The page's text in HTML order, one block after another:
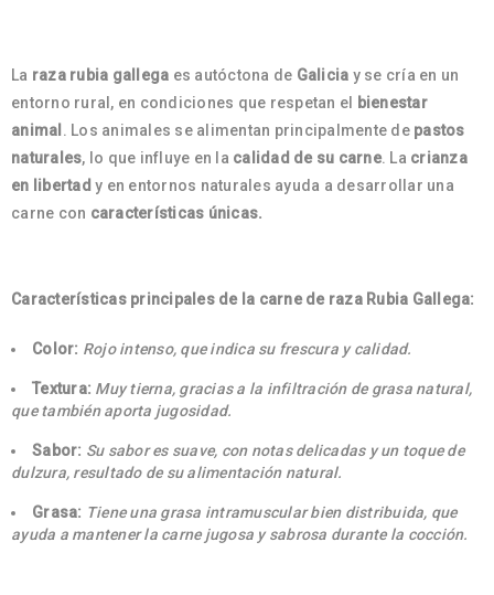
La raza rubia gallega es autóctona de Galicia y se cría en un
entorno rural, en condiciones que respetan el
bienestar
animal . Los animales se alimentan principalmente de pastos
naturales, lo que influye en la calidad de su carne. La crianza
en libertad y en entornos naturales ayuda a desarrollar una
carne con características únicas.
Características principales de la carne de raza Rubia Gallega:
Color: Rojo intenso, que indica su frescura y calidad.
Textura: Muy tierna, gracias a la infiltración de grasa natural,
que también aporta jugosidad.
Sabor: Su sabor es suave, con notas delicadas y un toque de
dulzura, resultado de su alimentación natural.
Grasa: Tiene una grasa intramuscular bien distribuida, que
ayuda a mantener la carne jugosa y sabrosa durante la cocción.